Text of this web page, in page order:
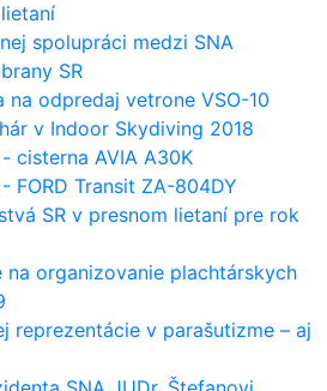
spolupráci medzi SNA
SR
na odpredaj vetrone VSO-10
v Indoor Skydiving 2018
cisterna AVIA A30K
FORD Transit ZA-804DY
SR v presnom lietaní pre rok
na organizovanie plachtárskych
reprezentácie v parašutizme – aj